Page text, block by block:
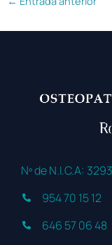
Nº de N.I.C.A:
954 70 15 12
646 57 06 48